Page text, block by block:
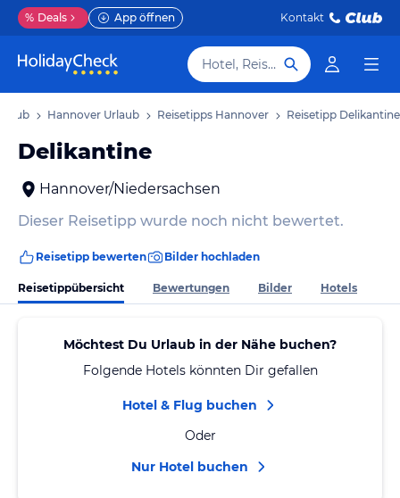
% Deals App öffnen Kontakt
Hotel, Reiseziel
Hannover Urlaub Reisetipps Hannover Reisetipp Delikantine
Delikantine
Hannover/Niedersachsen
Dieser Reisetipp wurde noch nicht bewertet.
Reisetipp bewerten Bilder hochladen
Reisetippübersicht Bewertungen Bilder Hotels
Möchtest Du Urlaub in der Nähe buchen?
Folgende Hotels könnten Dir gefallen
Hotel & Flug buchen
Oder
Nur Hotel buchen